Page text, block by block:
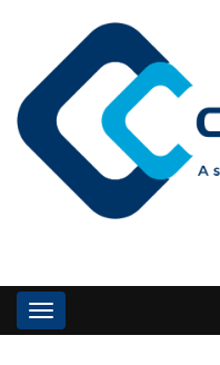
Toggle navigation